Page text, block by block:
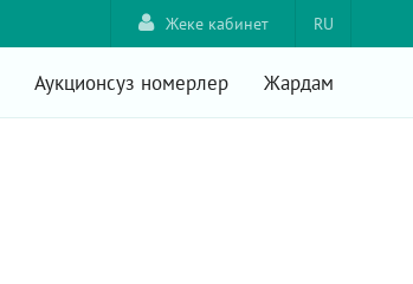
RU
Жеке кабинет
Аукционсуз номерлер Жардам